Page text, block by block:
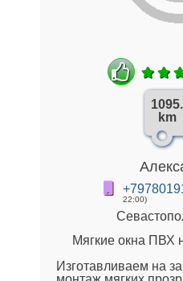
km
22:00)
Мягкие окна ПВХ
Изготавливаем на